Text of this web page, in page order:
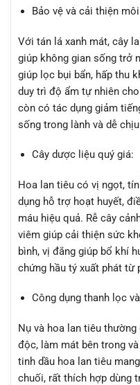
Bảo vệ và cải thiện
Với tán lá xanh mát, cây
giúp không gian sống trở
giúp lọc bụi bẩn, hấp thu
duy trì độ ẩm tự nhiên
còn có tác dụng giảm
sống trong lành và dễ
Cây dược liệu quý giá:
Hoa lan tiêu có vị ngọt,
dụng hỗ trợ hoạt huyết,
máu hiệu quả. Rễ cây
viêm giúp cải thiện sức
bình, vị đắng giúp bổ khí
chứng hầu tý xuất phát từ
Công dụng thanh lọc
Nụ và hoa lan tiêu
độc, làm mát bên trong
tinh dầu hoa lan tiêu
chuối, rất thích hợp dùng